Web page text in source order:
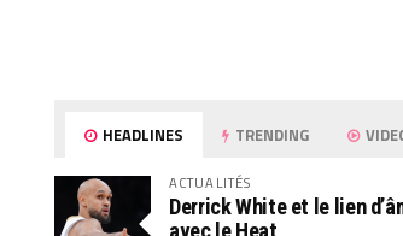
HEADLINES TRENDING
ACTUALITÉS
Derrick White et le lien
avec le Heat